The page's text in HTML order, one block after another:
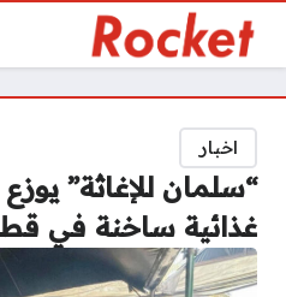
اخبار
غذائية ساخنة في